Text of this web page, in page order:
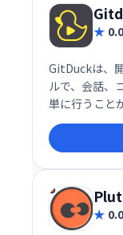
GitDuckは、
ルで、会話、
単に行うこと